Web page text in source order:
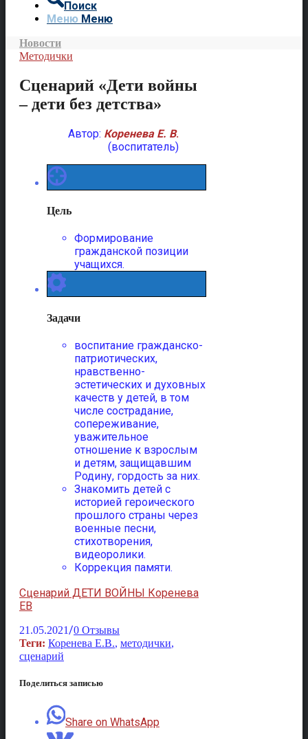
Поиск
Меню Меню
Новости
Методички
Сценарий «Дети войны
– дети без детства»
Автор: Коренева Е. В.
(воспитатель)
Цель
Формирование
гражданской позиции
учащихся.
Задачи
воспитание гражданско-
патриотических,
нравственно-
эстетических и духовных
качеств у детей, в том
числе сострадание,
сопереживание,
уважительное
отношение к взрослым
и детям, защищавшим
Родину, гордость за них.
Знакомить детей с
историей героического
прошлого страны через
военные песни,
стихотворения,
видеоролики.
Коррекция памяти.
Сценарий ДЕТИ ВОЙНЫ Коренева
ЕВ
21.05.2021/0 Отзывы
Теги: Коренева Е.В., методички,
сценарий
Поделиться записью
Share on WhatsApp